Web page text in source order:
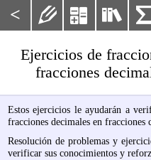
<   
Ejercicios de
fracciones
Estos ejercicios le ayudarán a
fracciones decimales en fracciones
Resolución de problemas y
verificar sus conocimientos y